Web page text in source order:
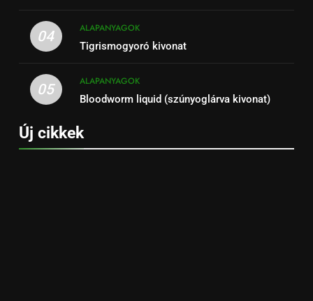
04
ALAPANYAGOK
Tigrismogyoró kivonat
05
ALAPANYAGOK
Bloodworm liquid (szúnyoglárva kivonat)
Új cikkek